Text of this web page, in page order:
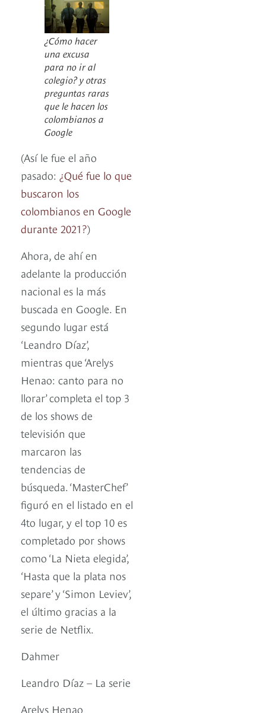
¿Cómo hacer
una excusa
para no ir al
colegio? y otras
preguntas raras
que le hacen los
colombianos a
Google
(Así le fue el año
pasado: ¿Qué fue lo que
buscaron los
colombianos en Google
durante 2021?)
Ahora, de ahí en
adelante la producción
nacional es la más
buscada en Google. En
segundo lugar está
‘Leandro Díaz’,
mientras que ‘Arelys
Henao: canto para no
llorar’ completa el top 3
de los shows de
televisión que
marcaron las
tendencias de
búsqueda. ‘MasterChef’
figuró en el listado en el
4to lugar, y el top 10 es
completado por shows
como ‘La Nieta elegida’,
‘Hasta que la plata nos
separe’ y ‘Simon Leviev’,
el último gracias a la
serie de Netflix.
Dahmer
Leandro Díaz – La serie
Arelys Henao